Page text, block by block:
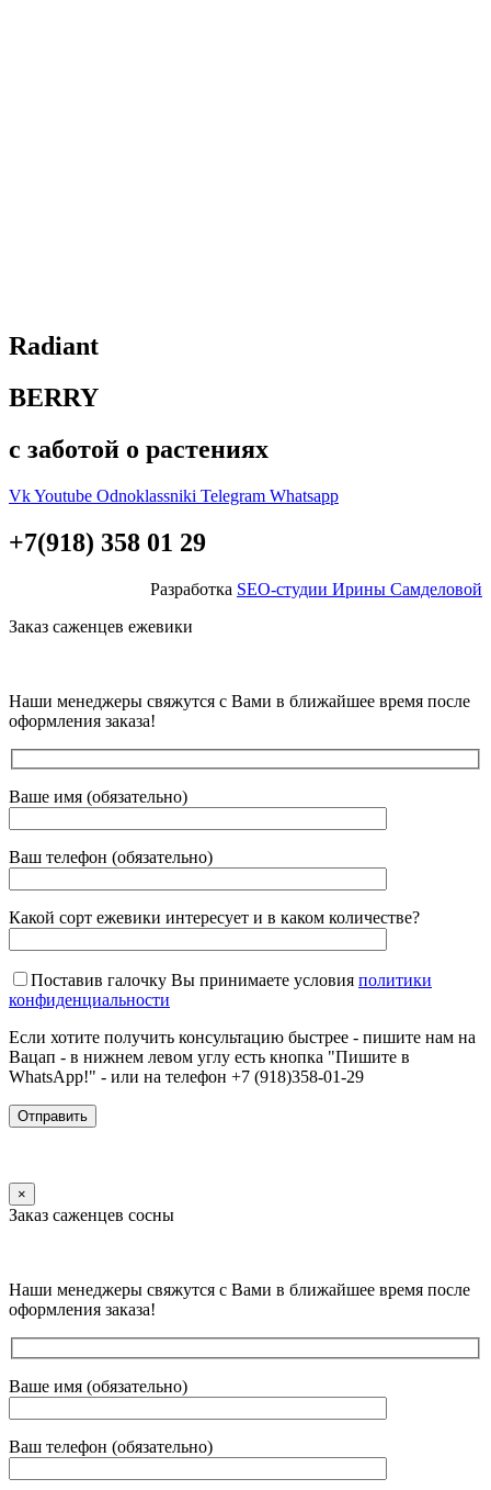
Radiant
BERRY
с заботой о растениях
VkYoutube Odnoklassniki Telegram Whatsapp
+7(918) 358 01 29
Разработка SEO-студии Ирины Самделовой
Заказ саженцев ежевики
Наши менеджеры свяжутся с Вами в ближайшее время после
оформления заказа!
Ваше имя (обязательно)
Ваш телефон (обязательно)
Какой сорт ежевики интересует и в каком количестве?
Поставив галочку Вы принимаете условия политики
конфиденциальности
Если хотите получить консультацию быстрее - пишите нам на
Вацап - в нижнем левом углу есть кнопка "Пишите в
WhatsApp!" - или на телефон +7 (918)358-01-29
×
Заказ саженцев сосны
Наши менеджеры свяжутся с Вами в ближайшее время после
оформления заказа!
Ваше имя (обязательно)
Ваш телефон (обязательно)